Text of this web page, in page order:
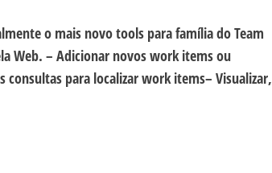
o mais novo tools para família do Team
Web. – Adicionar novos work items ou
para localizar work items– Visualizar,